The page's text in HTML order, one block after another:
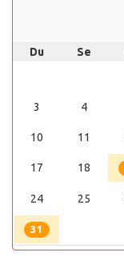
Du Se
3 4
10 11
17 18
24 25
31